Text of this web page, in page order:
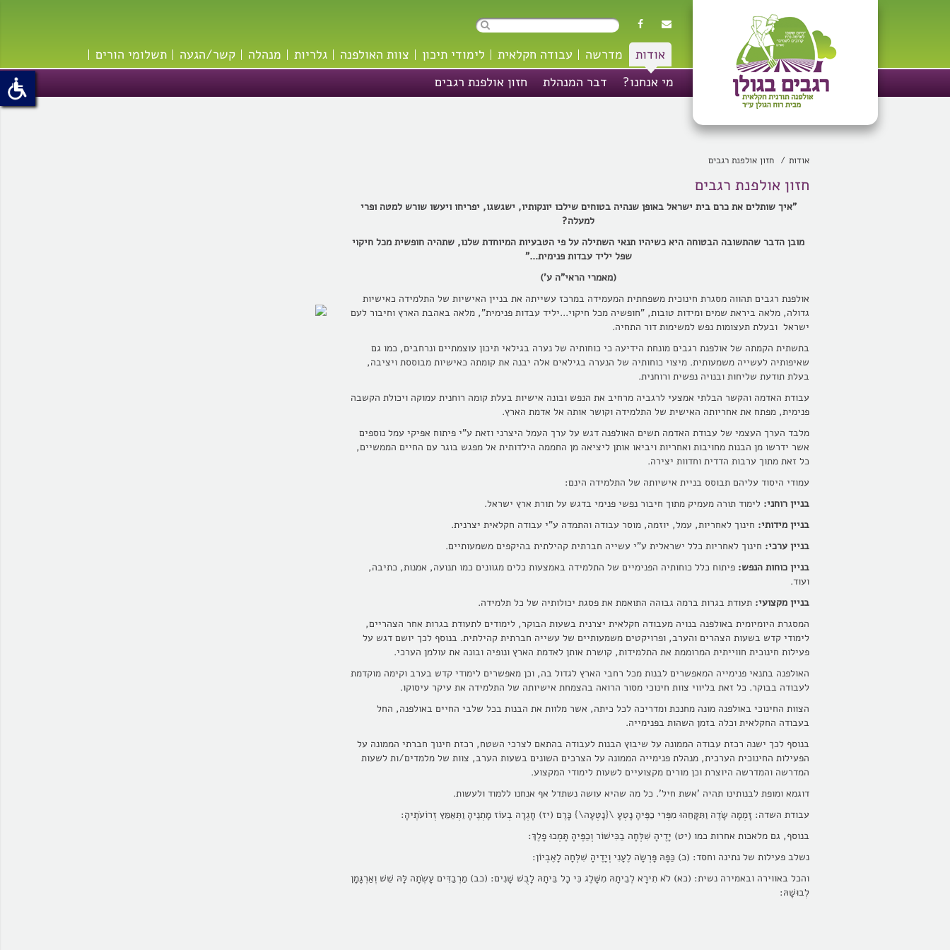
אודות
מי אנחנו?
דבר המנהלת חזון אולפנת רגבים
מדרשה עבודה חקלאית לימודי תיכון צוות האולפנה גלריות מנהלה קשר/הגעה תשלומי הורים
אודות חזון אולפנת רגבים
חזון אולפנת רגבים
"איך שותלים את כרם בית ישראל באופן שנהיה בטוחים שילכו יונקותיו, ישגשגו, יפריחו ויעשו שורש למטה ופרי
למעלה?
מובן הדבר שהתשובה הבטוחה היא כשיהיו תנאי השתילה על פי הטבעיות המיוחדת שלנו, שתהיה חופשית מכל חיקוי
שפל יליד עבדות פנימית..."
(מאמרי הראי"ה ע')
אולפנת רגבים תהווה מסגרת חינוכית משפחתית המעמידה במרכז עשייתה את בניין האישיות של התלמידה כאישיות
גדולה, מלאה ביראת שמים ומידות טובות, "חופשיה מכל חיקוי...יליד עבדות פנימית", מלאה באהבת הארץ וחיבור לעם
ישראל ובעלת תעצומות נפש למשימות דור התחיה.
בתשתית הקמתה של אולפנת רגבים מונחת הידיעה כי כוחותיה של נערה בגילאי תיכון עוצמתיים ונרחבים, כמו גם
שאיפותיה לעשייה משמעותית. מיצוי כוחותיה של הנערה בגילאים אלה יבנה את קומתה כאישיות מבוססת ויציבה,
בעלת תודעת שליחות ובנויה נפשית ורוחנית.
עבודת האדמה והקשר הבלתי אמצעי לרגביה מרחיב את הנפש ובונה אישיות בעלת קומה רוחנית עמוקה ויכולת הקשבה
פנימית, מפתח את אחריותה האישית של התלמידה וקושר אותה אל אדמת הארץ.
מלבד הערך העצמי של עבודת האדמה תשים האולפנה דגש על ערך העמל היצרני וזאת ע"י פיתוח אפיקי עמל נוספים
אשר ידרשו מן הבנות מחויבות ואחריות ויביאו אותן ליציאה מן החממה הילדותית אל מפגש בוגר עם החיים הממשיים,
כל זאת מתוך ערבות הדדית וחדוות יצירה.
עמודי היסוד עליהם תבוסס בניית אישיותה של התלמידה הינם:
בניין רוחני: לימוד תורה מעמיק מתוך חיבור נפשי פנימי בדגש על תורת ארץ ישראל.
בניין מידותי: חינוך לאחריות, עמל, יוזמה, מוסר עבודה והתמדה ע"י עבודה חקלאית יצרנית.
בניין ערכי: חינוך לאחריות כלל ישראלית ע"י עשייה חברתית קהילתית בהיקפים משמעותיים.
בניין כוחות הנפש: פיתוח כלל כוחותיה הפנימיים של התלמידה באמצעות כלים מגוונים כמו תנועה, אמנות, כתיבה,
ועוד.
בניין מקצועי: תעודת בגרות ברמה גבוהה התואמת את פסגת יכולותיה של כל תלמידה.
המסגרת היומיומית באולפנה בנויה מעבודה חקלאית יצרנית בשעות הבוקר, לימודים לתעודת בגרות אחר הצהריים,
לימודי קדש בשעות הצהרים והערב, ופרויקטים משמעותיים של עשייה חברתית קהילתית. בנוסף לכך יושם דגש על
פעילות חינוכית חווייתית המרוממת את התלמידות, קושרת אותן לאדמת הארץ ונופיה ובונה את עולמן הערכי.
האולפנה בתנאי פנימייה המאפשרים לבנות מכל רחבי הארץ לגדול בה, וכן מאפשרים לימודי קדש בערב וקימה מוקדמת
לעבודה בבוקר. כל זאת בליווי צוות חינוכי מסור הרואה בהצמחת אישיותה של התלמידה את עיקר עיסוקו.
הצוות החינוכי באולפנה מונה מחנכת ומדריכה לכל כיתה, אשר מלוות את הבנות בכל שלבי החיים באולפנה, החל
בעבודה החקלאית וכלה בזמן השהות בפנימייה.
בנוסף לכך ישנה רכזת עבודה הממונה על שיבוץ הבנות לעבודה בהתאם לצרכי השטח, רכזת חינוך חברתי הממונה על
הפעילות החינוכית הערכית, מנהלת פנימייה הממונה על הצרכים השונים בשעות הערב, צוות של מלמדים/ות לשעות
המדרשה והמדרשה היוצרת וכן מורים מקצועיים לשעות לימודי המקצוע.
דוגמא ומופת לבנותינו תהיה 'אשת חיל'. כל מה שהיא עושה נשתדל אף אנחנו ללמוד ולעשות.
עבודת השדה: זָמְמָה שָׂדֶה וַתִּקָּחֵהוּ מִפְּרִי כַפֶּיהָ נָטְעָ \{נָטְעָה\} כָּרֶם (יז) חָגְרָה בְעוֹז מָתְנֶיהָ וַתְּאַמֵּץ זְרוֹעֹתֶיהָ:
בנוסף, גם מלאכות אחרות כמו (יט) יָדֶיהָ שִׁלְּחָה בַכִּישׁוֹר וְכַפֶּיהָ תָּמְכוּ פָלֶךְ:
נשלב פעילות של נתינה וחסד: (כ) כַּפָּהּ פָּרְשָׂה לֶעָנִי וְיָדֶיהָ שִׁלְּחָה לָאֶבְיוֹן:
והכל באווירה ובאמירה נשית: (כא) לֹא תִירָא לְבֵיתָהּ מִשָּׁלֶג כִּי כָל בֵּיתָהּ לָבֻשׁ שָׁנִים: (כב) מַרְבַדִּים עָשְׂתָה לָּהּ שֵׁשׁ וְאַרְגָּמָן
לְבוּשָׁהּ: